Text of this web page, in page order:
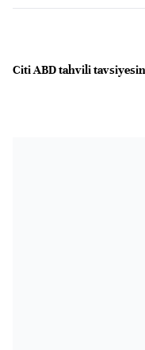
Citi ABD tahvili